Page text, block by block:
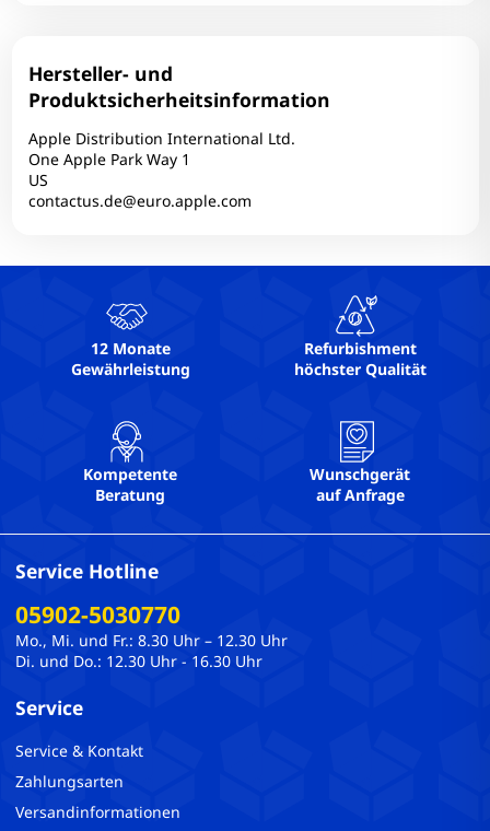
USB3: 2
Webcam: Ja
Hersteller- und
Produktsicherheitsinformation
Apple Distribution International Ltd.
One Apple Park Way 1
US
contactus.de@euro.apple.com
12 Monate
Gewährleistung
Refurbishment
höchster Qualität
Kompetente
Beratung
Wunschgerät
auf Anfrage
Service Hotline
05902-5030770
Mo., Mi. und Fr.: 8.30 Uhr – 12.30 Uhr
Di. und Do.: 12.30 Uhr - 16.30 Uhr
Service
Service & Kontakt
Zahlungsarten
Versandinformationen